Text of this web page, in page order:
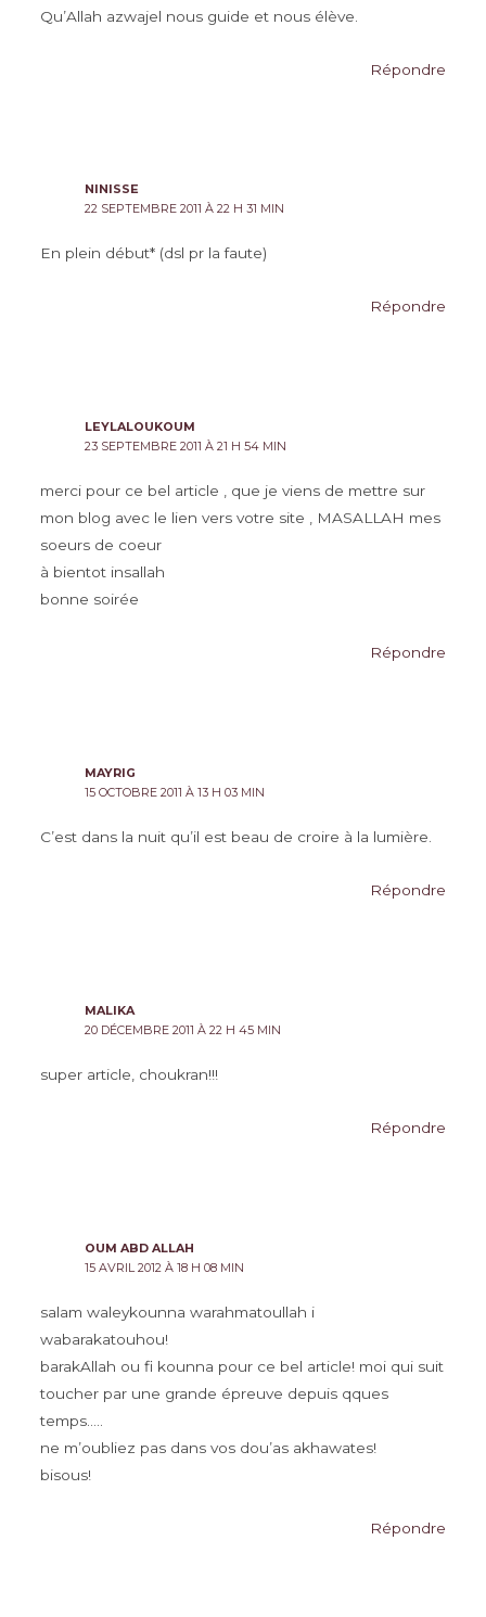
Qu’Allah azwajel nous guide et nous élève.
Répondre
NINISSE
22 SEPTEMBRE 2011 À 22 H 31 MIN
En plein début* (dsl pr la faute)
Répondre
LEYLALOUKOUM
23 SEPTEMBRE 2011 À 21 H 54 MIN
merci pour ce bel article , que je viens de mettre sur
mon blog avec le lien vers votre site , MASALLAH mes
soeurs de coeur
à bientot insallah
bonne soirée
Répondre
MAYRIG
15 OCTOBRE 2011 À 13 H 03 MIN
C’est dans la nuit qu’il est beau de croire à la lumière.
Répondre
MALIKA
20 DÉCEMBRE 2011 À 22 H 45 MIN
super article, choukran!!!
Répondre
OUM ABD ALLAH
15 AVRIL 2012 À 18 H 08 MIN
salam waleykounna warahmatoullah i
wabarakatouhou!
barakAllah ou fi kounna pour ce bel article! moi qui suit
toucher par une grande épreuve depuis qques
temps…..
ne m’oubliez pas dans vos dou’as akhawates!
bisous!
Répondre